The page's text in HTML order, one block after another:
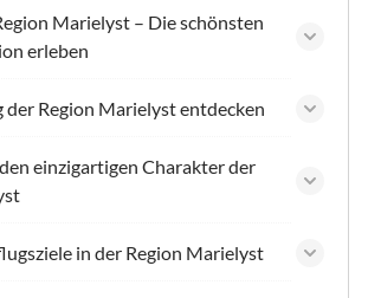
Marielyst – Die schönsten
erleben
der Region Marielyst entdecken
einzigartigen Charakter der
in der Region Marielyst